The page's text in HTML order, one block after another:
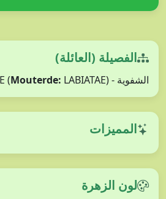
الفصيلة (العائلة)
الشفوية - LAMIACEAE ( Mouterde: LABIATAE)
المميزات
لون الزهرة